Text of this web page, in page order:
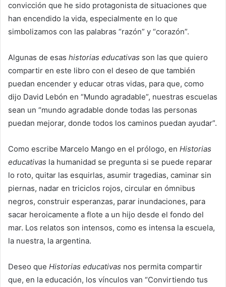
convicción que he sido protagonista de situaciones que
han encendido la vida, especialmente en lo que
simbolizamos con las palabras “razón” y “corazón”.
Algunas de esas historias educativas son las que quiero
compartir en este libro con el deseo de que también
puedan encender y educar otras vidas, para que, como
dijo David Lebón en “Mundo agradable”, nuestras escuelas
sean un “mundo agradable donde todas las personas
puedan mejorar, donde todos los caminos puedan ayudar”.
Como escribe Marcelo Mango en el prólogo, en Historias
educativas la humanidad se pregunta si se puede reparar
lo roto, quitar las esquirlas, asumir tragedias, caminar sin
piernas, nadar en triciclos rojos, circular en ómnibus
negros, construir esperanzas, parar inundaciones, para
sacar heroicamente a flote a un hijo desde el fondo del
mar. Los relatos son intensos, como es intensa la escuela,
la nuestra, la argentina.
Deseo que Historias educativas nos permita compartir
que, en la educación, los vínculos van “Convirtiendo tus